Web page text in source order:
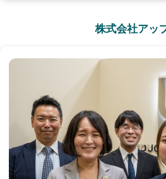
株式会社アッ